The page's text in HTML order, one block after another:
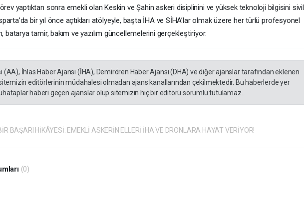
yaptıktan sonra emekli olan Keskin ve Şahin askeri disiplinini ve yüksek teknoloji bilgisini sivil
bir yıl önce açtıkları atölyeyle, başta İHA ve SİHA’lar olmak üzere her türlü profesyonel
batarya tamir, bakım ve yazılım güncellemelerini gerçekleştiriyor.
(AA), İhlas Haber Ajansı (İHA), Demirören Haber Ajansı (DHA) ve diğer ajanslar tarafından eklenen
editörlerinin müdahalesi olmadan ajans kanallarından çekilmektedir. Bu haberlerde yer
haberi geçen ajanslar olup sitemizin hiç bir editörü sorumlu tutulamaz...
BAŞARI HİKÂYESİ: EMEKLİ ASKERİN ELLERİ İHA VE DRONLARA HAYAT VERİYOR!
(0)